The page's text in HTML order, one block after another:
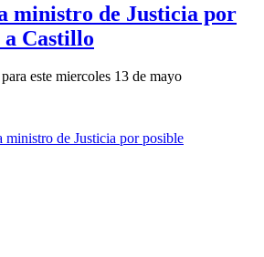
ministro de Justicia por
Castillo
este miercoles 13 de mayo